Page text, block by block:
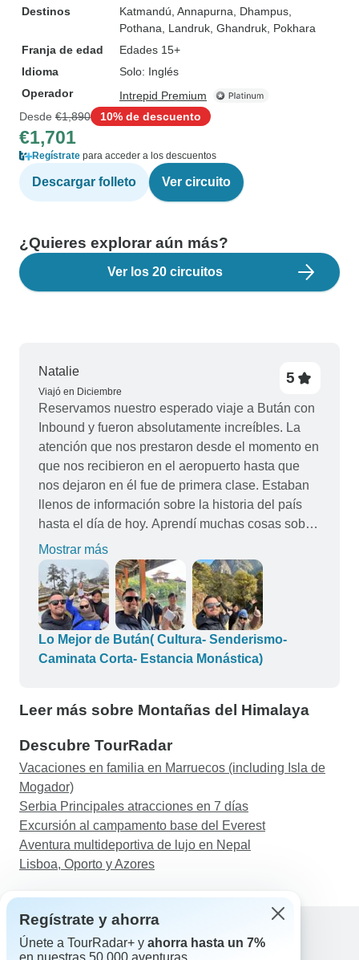
Destinos
Katmandú , Annapurna , Dhampus
Pothana , Landruk , Ghandruk , Pokhara
Franja de edad
Edades 15+
Idioma
Solo: Inglés
Operador
Intrepid Premium
Desde €1,890 10% de descuento
€1,701
Regístrate para acceder a los descuentos
Descargar folleto Ver circuito
¿Quieres explorar aún más?
Ver los 20 circuitos
Natalie
Viajó en Diciembre
5
Reservamos nuestro esperado viaje a Bután con
Inbound y fueron absolutamente increíbles. La
atención que nos prestaron desde el momento en
que nos recibieron en el aeropuerto hasta que
nos dejaron en él fue de primera clase. Estaban
llenos de información sobre la historia del país
hasta el día de hoy. Aprendí muchas cosas sobre
la cultura y el budismo que estoy deseando
llevarme a casa y compartir con amigos y
familiares. La comida también fue increíble. El día
de Navidad lo pasamos haciendo senderismo
hasta el Nido del Tigre. Fue muy especial y
memorable. Fue muy divertido estar con Pema,
nuestro guía, y Phub, nuestro chófer, que estaban
todo lo posible para que pudiéramos probar la
Pema y Phub por hacer que este viaje y esta lista
de deseos fueran tan especiales.
Mostrar más
Lo Mejor de Bután( Cultura- Senderismo-
Caminata Corta- Estancia Monástica)
Leer más sobre Montañas del Himalaya
Descubre TourRadar
Vacaciones en familia en Marruecos (including Isla de
Mogador)
Serbia Principales atracciones en 7 días
Excursión al campamento base del Everest
Aventura multideportiva de lujo en Nepal
Lisboa, Oporto y Azores
Regístrate y ahorra
Únete a TourRadar+ y ahorra hasta un 7%
en nuestras 50.000 aventuras.